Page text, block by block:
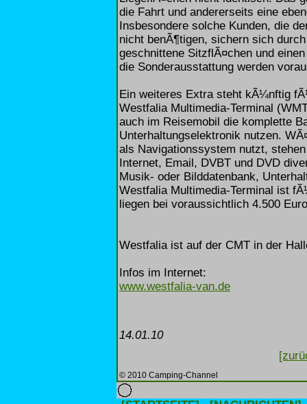
die Fahrt und andererseits eine
Insbesondere solche Kunden, die
nicht benÃ¶tigen, sichern sich
geschnittene SitzflÃ¤chen und
die Sonderausstattung werden
Ein weiteres Extra steht kÃ¼nftig
Westfalia Multimedia-Terminal
auch im Reisemobil die komplette
Unterhaltungselektronik nutzen.
als Navigationssystem nutzt,
Internet, Email, DVBT und DVD
Musik- oder Bilddatenbank,
Westfalia Multimedia-Terminal ist
liegen bei voraussichtlich 4.500
Westfalia ist auf der CMT in der
Infos im Internet:
www.westfalia-van.de
14.01.10
© 2010 Camping-Channel